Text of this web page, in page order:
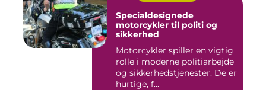
Specialdesignede
motorcykler til politi og
sikkerhed
Motorcykler spiller en vigtig
rolle i moderne politiarbejde
og sikkerhedstjenester. De er
hurtige, f...